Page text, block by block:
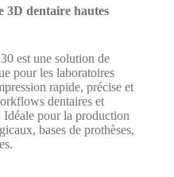
3D dentaire hautes
est une solution de
pour les laboratoires
rapide, précise et
dentaires et
Idéale pour la production
bases de prothèses,